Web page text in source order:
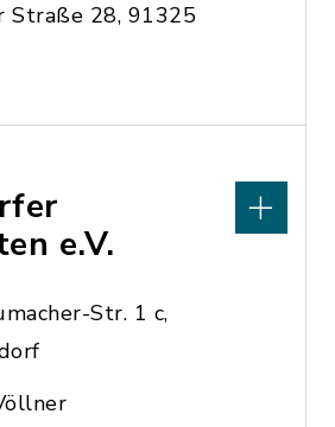
Straße 28, 91325
e.V.
Str. 1 c,